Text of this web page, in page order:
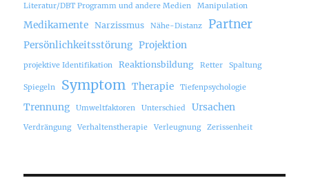
Literatur/DBT Programm und andere Medien Manipulation
Medikamente Narzissmus Nähe-Distanz Partner
Persönlichkeitsstörung Projektion
projektive Identifikation Reaktionsbildung Retter Spaltung
Spiegeln Symptom Therapie Tiefenpsychologie
Trennung Umweltfaktoren Unterschied Ursachen
Verdrängung Verhaltenstherapie Verleugnung Zerissenheit